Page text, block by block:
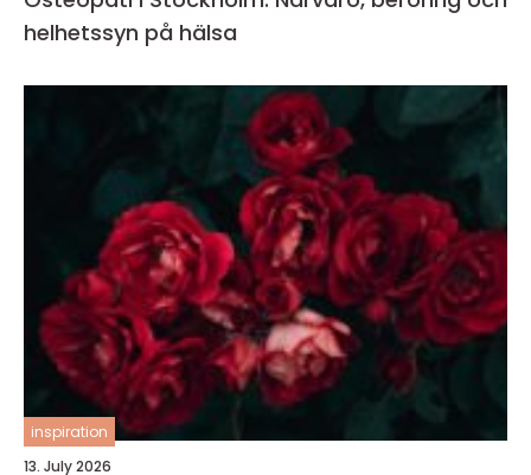
helhetssyn på hälsa
inspiration
13. July 2026